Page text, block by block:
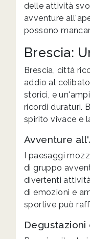
delle attività
avventure
possono
Brescia:
Brescia, città
addio al
storici, e
ricordi duraturi.
spirito vivace e
Avventure
I paesaggi
di gruppo
divertenti
di emozioni e
sportive può
Degustazioni